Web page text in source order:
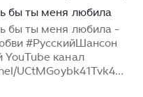
бы ты меня любила
бы ты меня любила -
#РусскийШансон
канал
UCtMGoybk41Tvk4M